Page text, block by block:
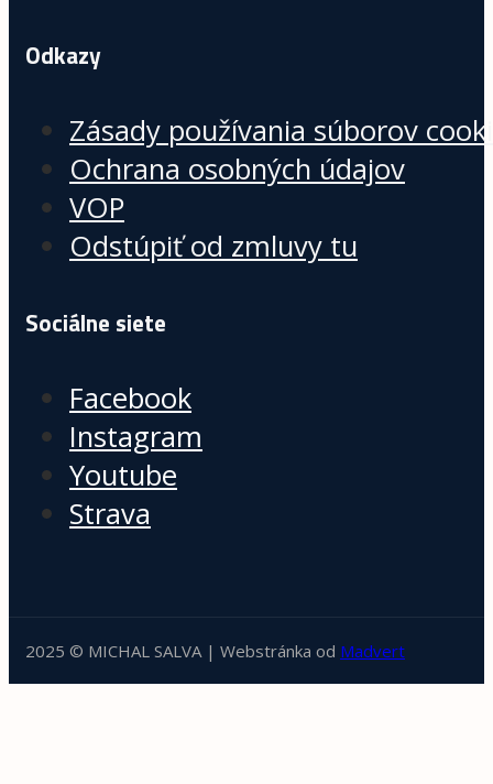
Odkazy
Zásady používania súborov
Ochrana osobných údajov
VOP
Odstúpiť od zmluvy tu
Sociálne siete
Facebook
Instagram
Youtube
Strava
2025 © MICHAL SALVA | Webstránka od Madvert